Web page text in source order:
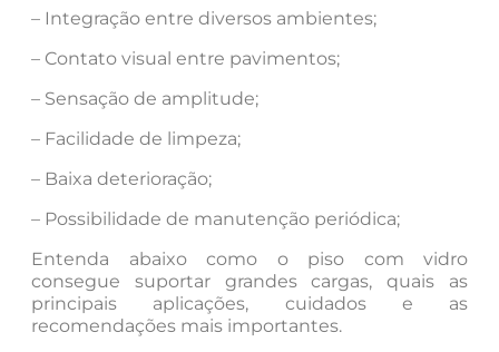
– Integração entre diversos ambientes;
– Contato visual entre pavimentos;
– Sensação de amplitude;
– Facilidade de limpeza;
– Baixa deterioração;
– Possibilidade de manutenção periódica;
Entenda abaixo como o piso com vidro
consegue suportar grandes cargas, quais as
principais aplicações, cuidados e as
recomendações mais importantes.